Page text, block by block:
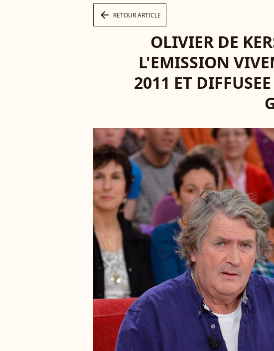
arrow_left RETOUR ARTICLE
OLIVIER DE
L'EMISSION
2011 ET